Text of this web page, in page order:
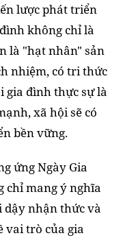
lược phát triển
không chỉ là
là "hạt nhân" sản
nhiệm, có tri thức
gia đình thực sự là
xã hội sẽ có
bền vững.
ứng Ngày Gia
chỉ mang ý nghĩa
dậy nhận thức và
vai trò của gia